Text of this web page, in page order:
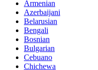
Armenian
Azerbaijani
Belarusian
Bengali
Bosnian
Bulgarian
Cebuano
Chichewa